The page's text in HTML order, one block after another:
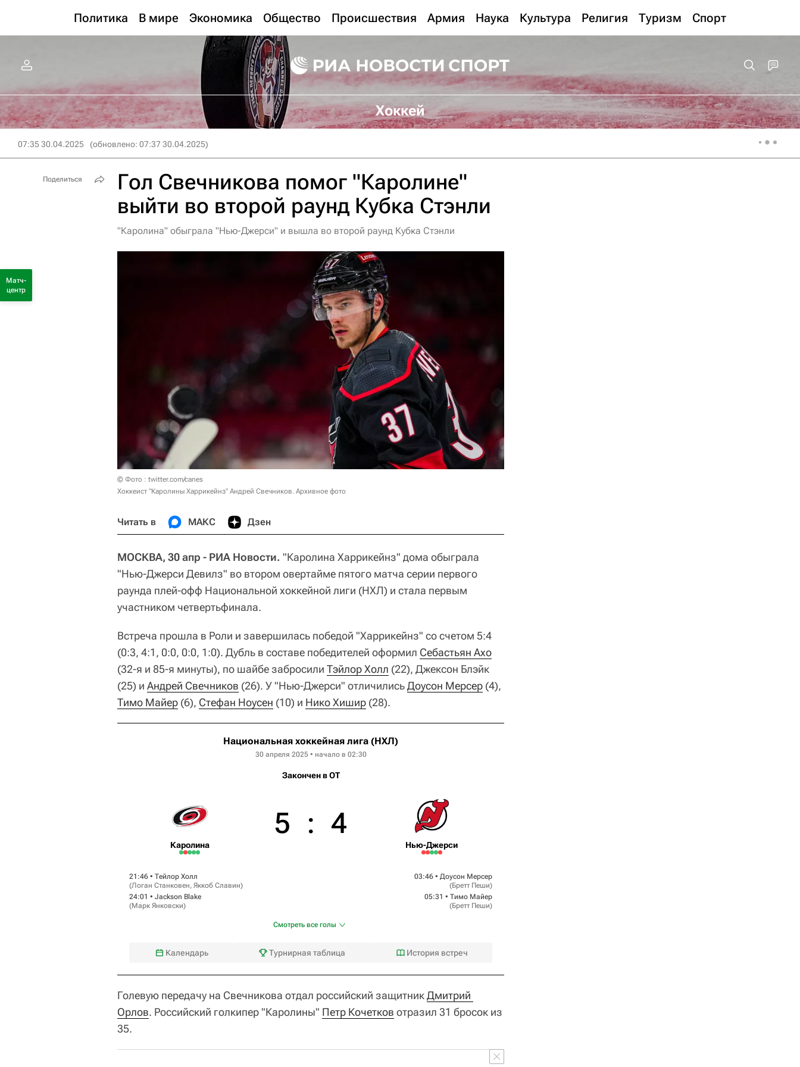
Политика В мире Экономика Общество Происшествия Армия Наука Культура Религия Туризм Спорт
Хоккей
07:35 30.04.2025 (обновлено: 07:37 30.04.2025)
Гол Свечникова помог "Каролине"
выйти во второй раунд Кубка Стэнли
"Каролина" обыграла "Нью-Джерси" и вышла во второй раунд Кубка Стэнли
© Фото : twitter.com/canes
Хоккеист "Каролины Харрикейнз" Андрей Свечников. Архивное фото
Читать в МАКС Дзен
МОСКВА, 30 апр - РИА Новости. "Каролина Харрикейнз" дома обыграла
"Нью-Джерси Девилз" во втором овертайме пятого матча серии первого
раунда плей-офф Национальной хоккейной лиги (НХЛ) и стала первым
участником четвертьфинала.
Встреча прошла в Роли и завершилась победой "Харрикейнз" со счетом 5:4
(0:3, 4:1, 0:0, 0:0, 1:0). Дубль в составе победителей оформил Себастьян Ахо
(32-я и 85-я минуты), по шайбе забросили Тэйлор Холл (22), Джексон Блэйк
(25) и Андрей Свечников (26). У "Нью-Джерси" отличилисьДоусон Мерсер (4),
Тимо Майер (6), Стефан Ноусен (10) и Нико Хишир (28).
Национальная хоккейная лига (НХЛ)
30 апреля 2025 • начало в 02:30
Закончен в OT
Каролина
5 : 4
Нью-Джерси
21:46 • Тейлор Холл
(Логан Станковен, Яккоб Славин)
24:01 • Jackson Blake
(Марк Янковски)
03:46 • Доусон Мерсер
(Бретт Пеши)
05:31 • Тимо Майер
(Бретт Пеши)
Смотреть все голы
Календарь Турнирная таблица История встреч
Голевую передачу на Свечникова отдал российский защитникДмитрий
Орлов. Российский голкипер "Каролины" Петр Кочетков отразил 31 бросок из
35.
Поделиться
Матч-
центр